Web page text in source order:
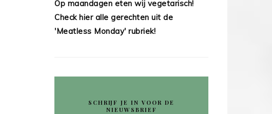
Op maandagen eten wij vegetarisch!
Check hier alle gerechten uit de
'Meatless Monday' rubriek!
SCHRIJF JE IN VOOR DE
NIEUWSBRIEF